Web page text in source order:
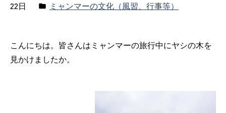
22日
カ
リ
ー:
ミャンマーの文化（風習、行事等）
こんにちは。皆さんはミャンマーの旅行中にヤシの木を
見かけましたか。